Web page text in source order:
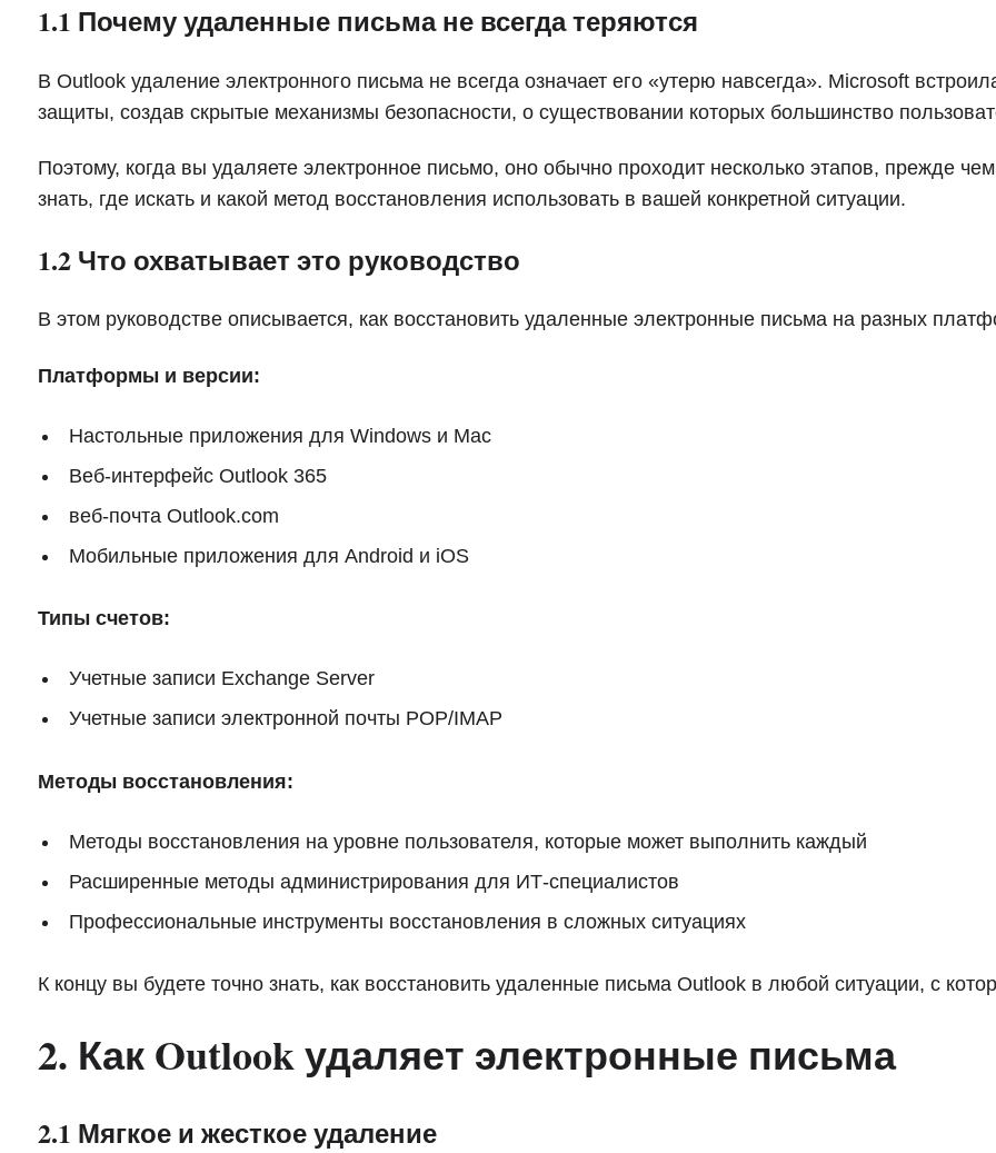
1.1 Почему удаленные письма не всегда теряются
В Outlook удаление электронного письма не всегда означает его «утерю навсегда». Microsoft
защиты, создав скрытые механизмы безопасности, о существовании которых большинство
Поэтому, когда вы удаляете электронное письмо, оно обычно проходит несколько этапов, прежде
знать, где искать и какой метод восстановления использовать в вашей конкретной ситуации.
1.2 Что охватывает это руководство
В этом руководстве описывается, как восстановить удаленные электронные письма на разных
Платформы и версии:
Настольные приложения для Windows и Mac
Веб-интерфейс Outlook 365
веб-почта Outlook.com
Мобильные приложения для Android и iOS
Типы счетов:
Учетные записи Exchange Server
Учетные записи электронной почты POP/IMAP
Методы восстановления:
Методы восстановления на уровне пользователя, которые может выполнить каждый
Расширенные методы администрирования для ИТ-специалистов
Профессиональные инструменты восстановления в сложных ситуациях
К концу вы будете точно знать, как восстановить удаленные письма Outlook в любой ситуации, с
2. Как Outlook удаляет электронные письма
2.1 Мягкое и жесткое удаление